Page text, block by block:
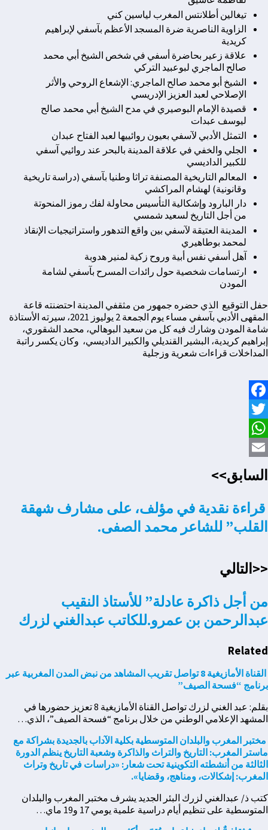
تيغالين أطلانتس المغرب لياسين كني
الزاوية الناصرية ضرة المسجد الأعظم بآسفي لإبراهيم
كريدية
علاقة زعير بحاضرة أسفي في شخص الشيخ أبي محمد
صالح الماجري لبوعبيد التركي
الشيخ أبو محمد صالح الماجري: الإشعاع الروحي والأثر
الإصلاحي لعبد العزيز الإدريسي
قصيدة الإمام البوصيري في مدح الشيخ أبي محمد صالح
ليوسف عبدات
التمثل الأدبي لآسفي بعيون روائييها لعبد الفتاح عبدان
الجلي والخفي في علاقة المدينة بالبحر عند روائيي آسفي
للكبير الداديسي
المعالم التاريخية المصنفة تراثا وطنيا بآسفي (دراسة تاريخية
وقانونية) لهشام المراكشي
دار البارود وإشكالية التأسيس محاولة لفك رموز المنحوتة
من أجل التاريخ لسعيد شمسي
المدينة العتيقة لآسفي بين واقع التدهور واستراتيجيات الإنقاذ
لمحمد بوطاهيري
آهل أسفي نفس أبية وروح زكية لمنير هدوبة
ارتسامات شخصية حول رائدات المسرح بآسفي لشامة
المودن
حفل التوقيع الذي حضره جمهور من مثقفي المدينة احتضنته قاعة
المقهى الأدبي بآسفي مساء يوم الجمعة 2 يوليوز 2021، سيرته الأستاذة
شامة المودن وشارك فيه كل من سعيد البوهالي، محمد الشقوري،
إبراهيم كريدية، البشير القنديلي والكبير الداديسي، وكان يكسر راتبة
المداخلات قراءات شعرية وزجلية
Facebook
Twitter
WhatsApp
Email
السابق>>
قراءة نقدية في مؤلف، على مشارف شهقة
القلب” للشاعر محمد الصفى.
<<التالي
من أجل ذاكرة عادلة” للأستاذ النقيب
عبدالرحمن بن عمرو.للكاتب عبدالغني لزرك
Related
القناة الأمازيغية 8 تواصل تقريب المشاهد من نبض المدن المغربية عبر
برنامج “فسحة الصيف”
بقلم: عبد الغني لزرك تواصل القناة الأمازيغية 8 تعزيز حضورها في
المشهد الإعلامي الوطني من خلال برنامج “فسحة الصيف”، الذي…
مختبر المغرب والبلدان المتوسطية بكلية الآداب بالجديدة بشراكة مع
ماستر المغرب: التاريخ والتراث والذاكرة وشعبة التاريخ ينظم الدورة
الثالثة من أنشطته التكوينية تحت شعار: «دراسات في تاريخ وتراث
المغرب: إشكالات، ومناهج، وقضايا».
كتب ذ/ عبدالغني لزرك البئر الجديد يشرف مختبر المغرب والبلدان
المتوسطية على تنظيم أيام دراسية علمية يومي 17 و19 ماي…